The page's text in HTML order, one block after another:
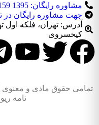
مشاوره رایگان: 1395 159 0935
جهت مشاوره رایگان در
آدرس: تهران، فلکه اول
کیخسروی
تمامی حقوق مادی و معنوی
نامه